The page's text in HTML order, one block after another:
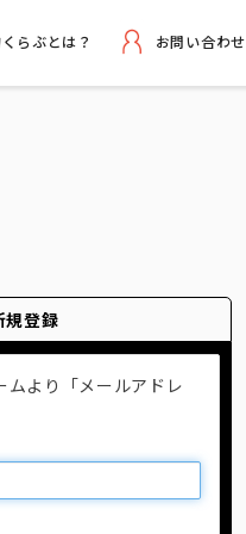
らぶとは？ お問い合わせ
規登録
より「メールアドレ